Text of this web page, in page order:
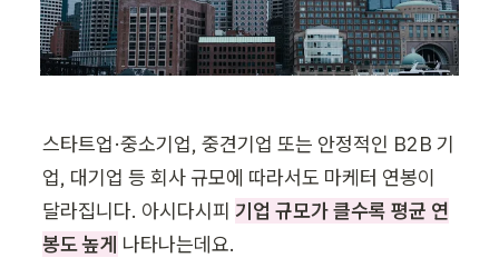
스타트업·중소기업, 중견기업 또는 안정적인 B2B 기
업, 대기업 등 회사 규모에 따라서도 마케터 연봉이
달라집니다. 아시다시피 기업 규모가 클수록 평균 연
봉도 높게 나타나는데요.